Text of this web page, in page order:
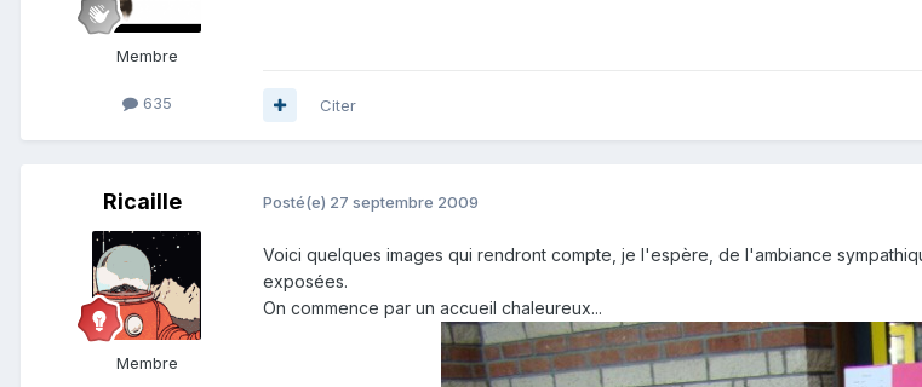
Membre
635 Citer
Ricaille
Membre
Posté(e) 27 septembre 2009
Voici quelques images qui rendront compte, je l'espère, de l'ambiance
exposées.
On commence par un accueil chaleureux...